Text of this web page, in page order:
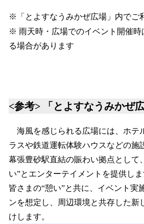
※「とよすなうみかぜ広場」内でご
※ 雨天時・広場でのイベント開催時
る場合があります
<参考> 「とよすなうみかぜ広
海風を感じられる広場には、ホテ
ラスや鉄道運転体験ハウスなどの施
幕張豊砂駅直結の賑わい拠点として
い”とエンターテイメントを提供し
皆さまの“憩い”と共に、イベント実
ンを想定し、周辺環境と共存した新
けします。